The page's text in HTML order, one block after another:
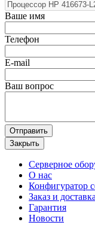
Ваше имя
Телефон
E-mail
Ваш вопрос
Отправить
Закрыть
Серверное
О нас
Конфигуратор
Заказ и доставка
Гарантия
Новости